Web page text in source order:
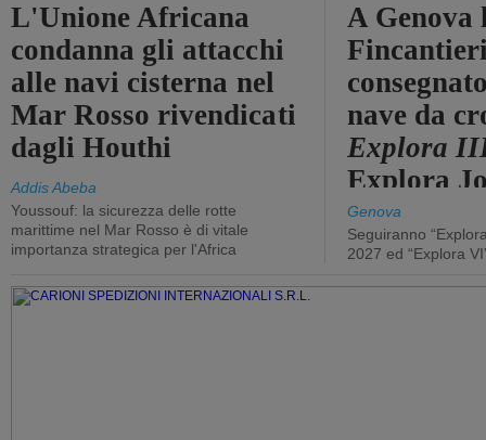
L'Unione Africana
condanna gli attacchi
alle navi cisterna nel
Mar Rosso rivendicati
dagli Houthi
Addis Abeba
Youssouf: la sicurezza delle rotte
marittime nel Mar Rosso è di vitale
importanza strategica per l'Africa
A Genova
nave da
Explora
Explora
Genova
Seguiranno
2027 ed “Explora